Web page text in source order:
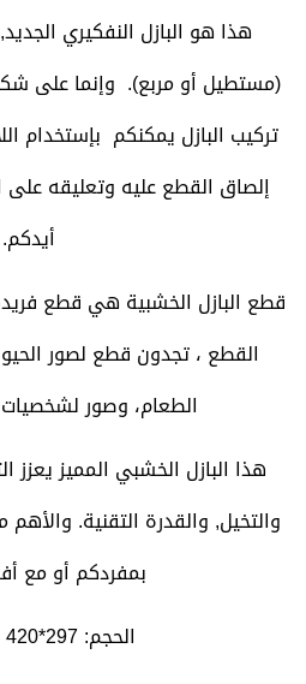
هذا هو البازل النفكيري
(مستطيل أو مربع). وإنما على
تركيب البازل يمكنكم بإستخدام
إلصاق القطع عليه وتعليقه على
أيدكم.
قطع البازل الخشبية هي قطع
القطع ، تجدون قطع لصور
الطعام، وصور
هذا البازل الخشبي المميز يعزز
والتخيل, والقدرة التقنية.
بمفردكم أو مع
الحجم: 297*420 ملم – A3